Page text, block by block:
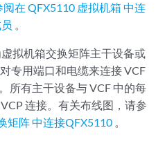
阅在 QFX5110 虚拟机箱 中连
。
拟机箱交换矩阵主干设备或
专用端口和电缆来连接 VCF
所有主干设备与 VCF 中的每
连接。有关布线图，请参
矩阵 中连接QFX5110 。